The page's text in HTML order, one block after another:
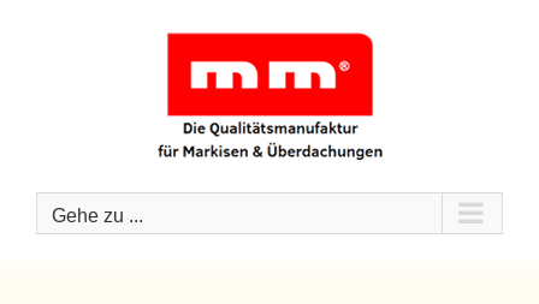
Gehe zu ...